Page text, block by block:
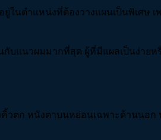
ในตำแหน่งที่ต้องวางแผนเป็นพิเศษ
บแนวผมมากที่สุด ผู้ที่มีแผลเป็นง่ายห
วตก หนังตาบนหย่อนเฉพาะด้านนอ